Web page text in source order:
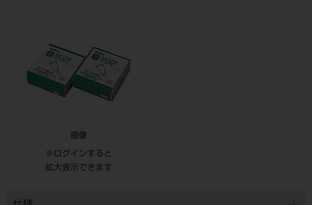
画像
※ログインすると
拡大表示できます